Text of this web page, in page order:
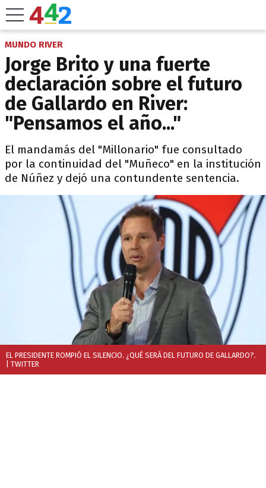
MUNDO RIVER
Jorge Brito y una fuerte
declaración sobre el futuro
de Gallardo en River:
"Pensamos el año..."
El mandamás del "Millonario" fue consultado
por la continuidad del "Muñeco" en la institución
de Núñez y dejó una contundente sentencia.
EL PRESIDENTE ROMPIÓ EL SILENCIO. ¿QUÉ SERÁ DEL FUTURO DE GALLARDO?.
| TWITTER